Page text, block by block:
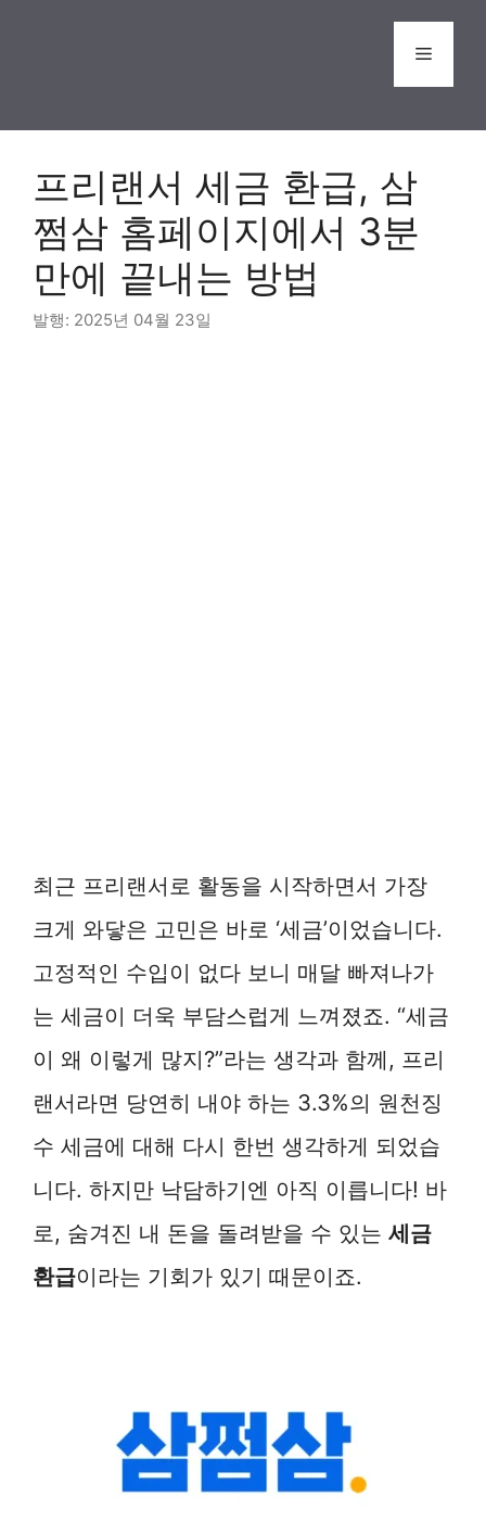
Menu
프리랜서 세금 환급, 삼
쩜삼 홈페이지에서 3분
만에 끝내는 방법
2025년 04월 23일
최근 프리랜서로 활동을 시작하면서 가장
크게 와닿은 고민은 바로 ‘세금’이었습니다.
고정적인 수입이 없다 보니 매달 빠져나가
는 세금이 더욱 부담스럽게 느껴졌죠. “세금
이 왜 이렇게 많지?”라는 생각과 함께, 프리
랜서라면 당연히 내야 하는 3.3%의 원천징
수 세금에 대해 다시 한번 생각하게 되었습
니다. 하지만 낙담하기엔 아직 이릅니다! 바
로, 숨겨진 내 돈을 돌려받을 수 있는 세금
환급이라는 기회가 있기 때문이죠.